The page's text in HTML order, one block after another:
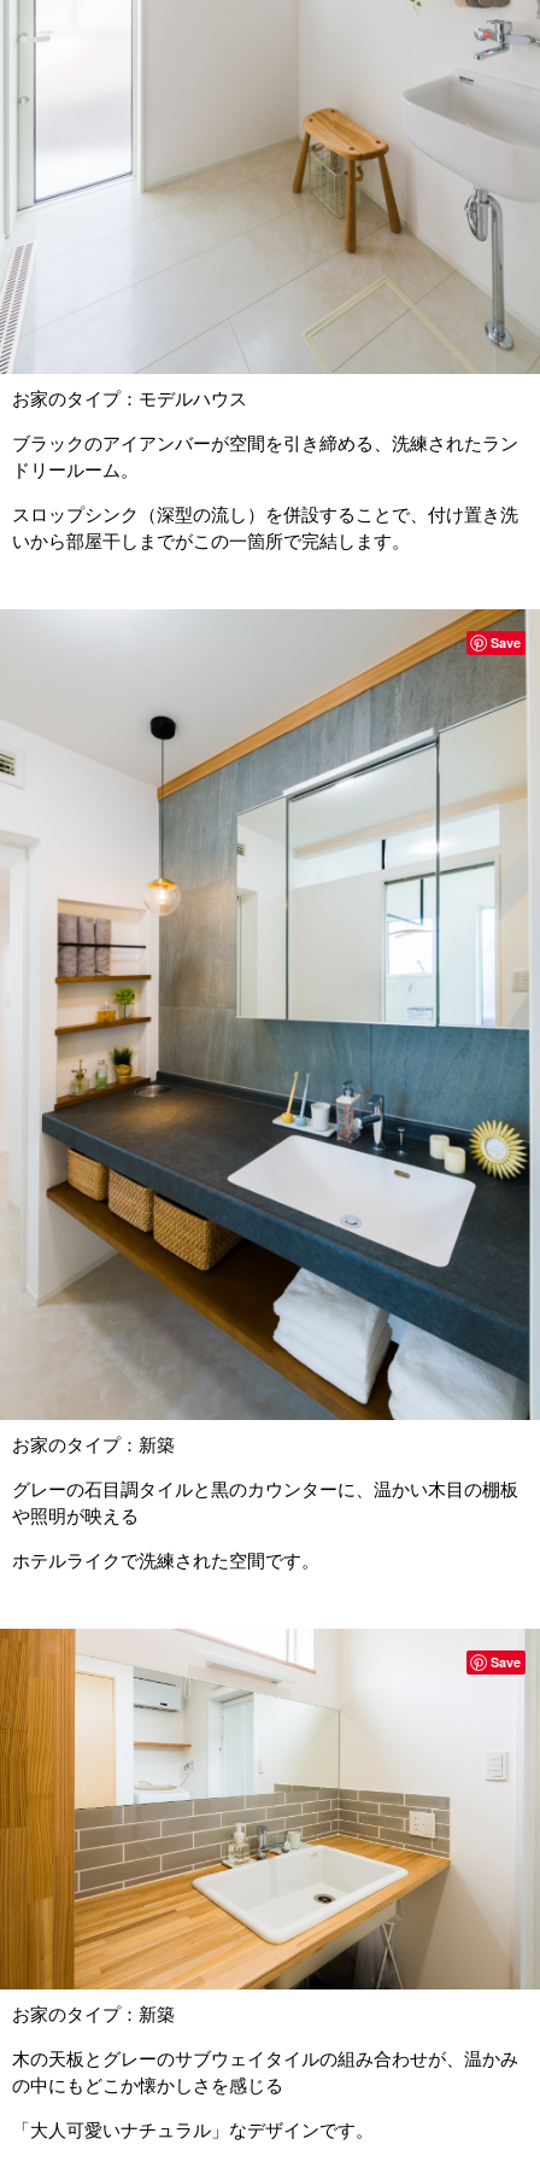
お家のタイプ：モデルハウス
ブラックのアイアンバーが空間を引き締める、洗練されたラン
ドリールーム。
スロップシンク（深型の流し）を併設することで、付け置き洗
いから部屋干しまでがこの一箇所で完結します。
お家のタイプ：新築
グレーの石目調タイルと黒のカウンターに、温かい木目の棚板
や照明が映える
ホテルライクで洗練された空間です。
Save
お家のタイプ：新築
木の天板とグレーのサブウェイタイルの組み合わせが、温かみ
の中にもどこか懐かしさを感じる
「大人可愛いナチュラル」なデザインです。
Save